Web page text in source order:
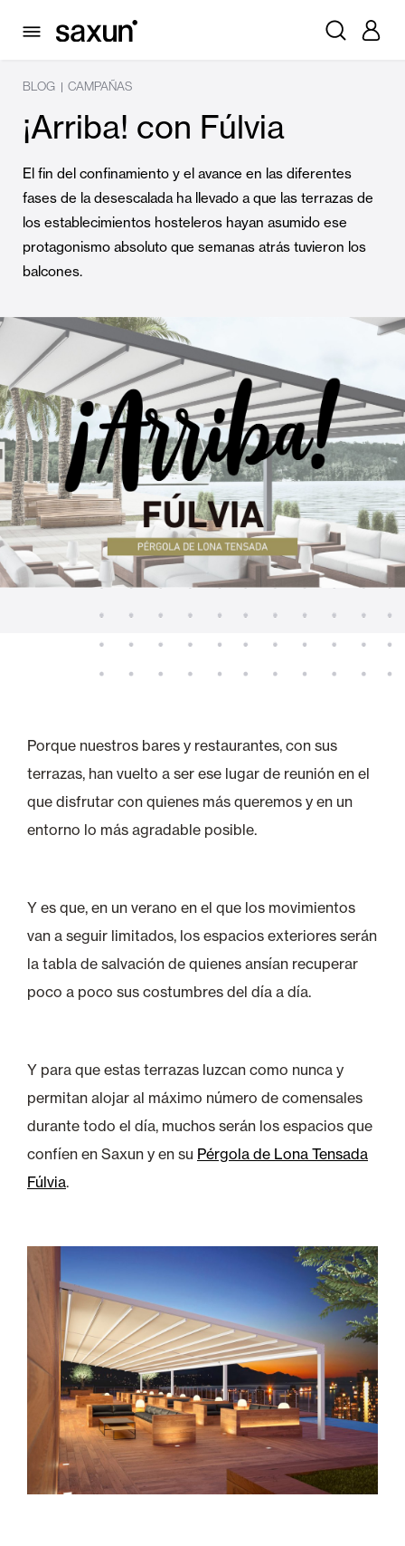
BLOG | CAMPAÑAS
¡Arriba! con Fúlvia
El fin del confinamiento y el avance en las diferentes
fases de la desescalada ha llevado a que las terrazas de
los establecimientos hosteleros hayan asumido ese
protagonismo absoluto que semanas atrás tuvieron los
balcones.
Porque nuestros bares y restaurantes, con sus
terrazas, han vuelto a ser ese lugar de reunión en el
que disfrutar con quienes más queremos y en un
entorno lo más agradable posible.
Y es que, en un verano en el que los movimientos
van a seguir limitados, los espacios exteriores serán
la tabla de salvación de quienes ansían recuperar
poco a poco sus costumbres del día a día.
Y para que estas terrazas luzcan como nunca y
permitan alojar al máximo número de comensales
durante todo el día, muchos serán los espacios que
confíen en Saxun y en su Pérgola de Lona Tensada
Fúlvia.